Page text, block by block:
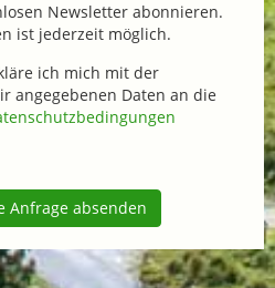
Newsletter abonnieren.
ist jederzeit möglich.
ich mich mit der
angegebenen Daten an die
Anfrage absenden